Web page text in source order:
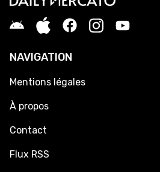
NAVIGATION
Mentions légales
À propos
Contact
Flux RSS